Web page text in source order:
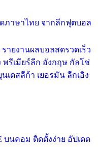
ดภาษาไทย จากลีกฟุตบอล
ายงานผลบอลสดรวดเร็ว
รีเมียร์ลีก อังกฤษ กัลโช่
เดสลีก้า เยอรมัน ลีกเอิง
บนคอม ติดตั้งง่าย อัปเดต